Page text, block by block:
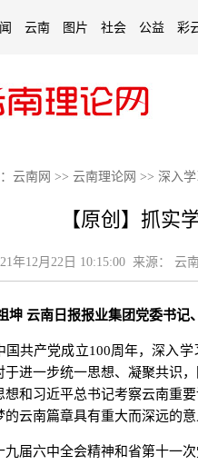
云南 图片 社会 公益 彩
云南网 >> 云南理论网 >> 深入
【原创】抓实
年12月22日 10:15:00 来源： 云
坤 云南日报报业集团党委书记
产党成立100周年，深入学
于进一步统一思想、凝聚共识
想和习近平总书记考察云南重
云南篇章具有重大而深远的意
六中全会精神和省第十一次